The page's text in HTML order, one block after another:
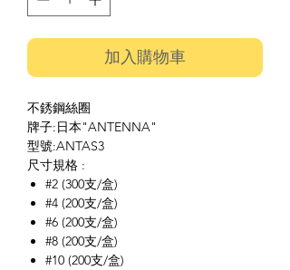
加入購物車
不銹鋼絲圈
牌子:日本"ANTENNA"
型號:ANTAS3
尺寸規格 :
#2 (300支/盒)
#4 (200支/盒)
#6 (200支/盒)
#8 (200支/盒)
#10 (200支/盒)